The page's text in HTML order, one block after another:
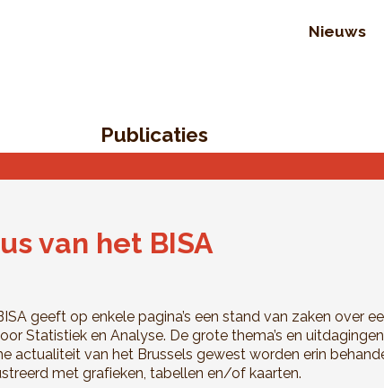
Nieuws
Publicaties
van het BISA
geeft op enkele pagina’s een stand van zaken over
Statistiek en Analyse. De grote thema’s en
actualiteit van het Brussels gewest worden erin
met grafieken, tabellen en/of kaarten.